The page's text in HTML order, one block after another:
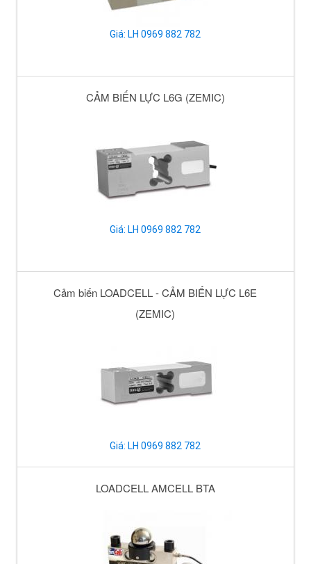
Giá: LH 0969 882 782
CẢM BIẾN LỰC L6G (ZEMIC)
Giá: LH 0969 882 782
Cảm biến LOADCELL - CẢM BIẾN LỰC L6E
(ZEMIC)
Giá: LH 0969 882 782
LOADCELL AMCELL BTA